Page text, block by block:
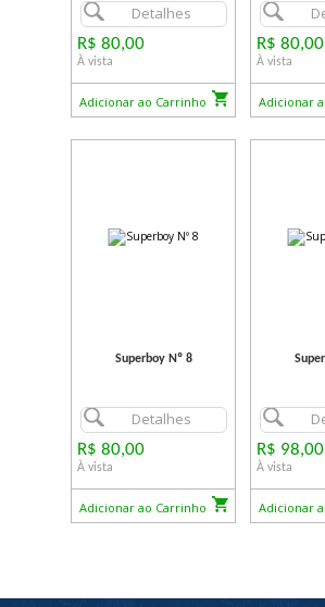
Detalhes
R$ 80,00
À vista
Adicionar ao Carrinho
R$ 80,00
À vista
Adicionar
Superboy Nº 8
Detalhes
R$ 80,00
À vista
Adicionar ao Carrinho
R$ 98,00
À vista
Adicionar